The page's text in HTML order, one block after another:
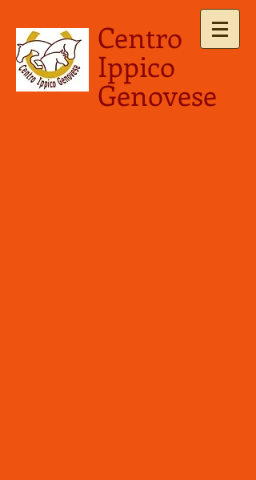
Centro
Ippico
Genovese